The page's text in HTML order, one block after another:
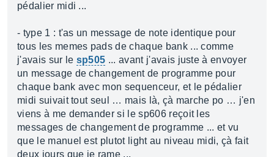
pédalier midi ...
- type 1 : t'as un message de note identique pour
tous les memes pads de chaque bank ... comme
j'avais sur le sp505 ... avant j'avais juste à envoyer
un message de changement de programme pour
chaque bank avec mon sequenceur, et le pédalier
midi suivait tout seul … mais là, çà marche po … j'en
viens à me demander si le sp606 reçoit les
messages de changement de programme ... et vu
que le manuel est plutot light au niveau midi, çà fait
deux jours que je rame ...